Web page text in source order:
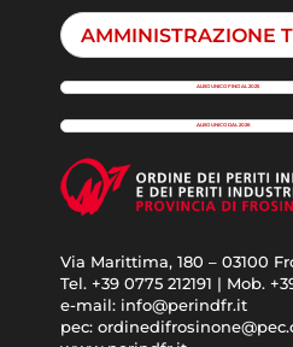
AMMINISTRAZIONE
ALBO UNICO FINO AL 2025
ALBO UNICO DAL 2026
Via Marittima, 180 – 03100
Tel. +39 0775 212191 | Mob.
e-mail: info@perindfr.it
pec: